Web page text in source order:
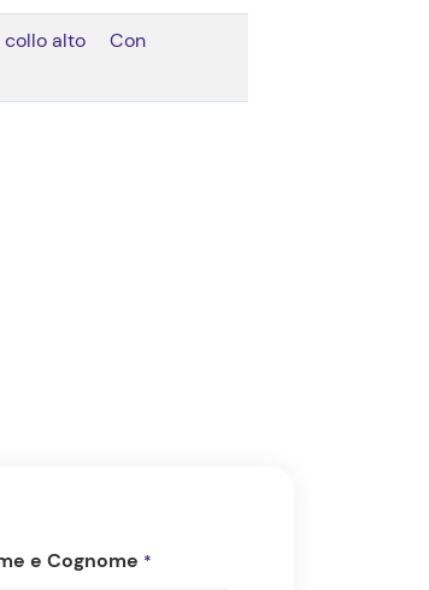
collo alto
Con
e Cognome *